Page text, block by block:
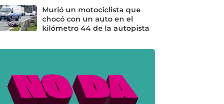
Murió un motociclista que
chocó con un auto en el
kilómetro 44 de la autopista